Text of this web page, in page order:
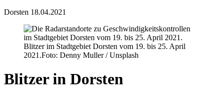
Dorsten 18.04.2021
Blitzer im Stadtgebiet Dorsten vom 19. bis 25. April
2021.Foto: Denny Muller / Unsplash
Blitzer in Dorsten